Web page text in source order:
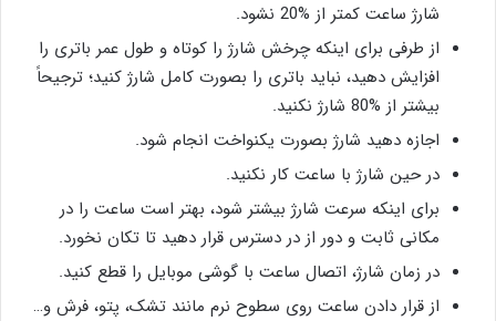
شارژ ساعت کمتر از %20 نشود.
از طرفی برای اینکه چرخش شارژ را کوتاه و طول عمر باتری را
افزایش دهید، نباید باتری را بصورت کامل شارژ کنید؛ ترجیحاً
بیشتر از %80 شارژ نکنید.
اجازه دهید شارژ بصورت یکنواخت انجام شود.
در حین شارژ با ساعت کار نکنید.
برای اینکه سرعت شارژ بیشتر شود، بهتر است ساعت را در
مکانی ثابت و دور از در دسترس قرار دهید تا تکان نخورد.
در زمان شارژ، اتصال ساعت با گوشی موبایل را قطع کنید.
از قرار دادن ساعت روی سطوح نرم مانند تشک، پتو، فرش و…